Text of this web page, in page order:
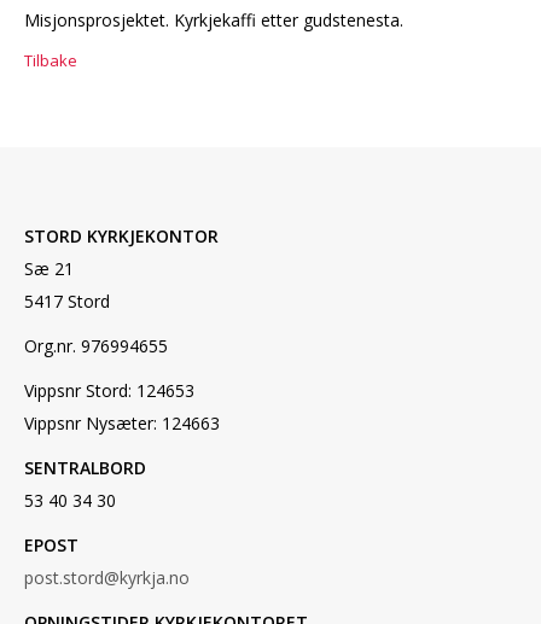
GI EI GÅVE
Misjonsprosjektet. Kyrkjekaffi etter gudstenesta.
Tilbake
STORD KYRKJEKONTOR
Sæ 21
5417 Stord
Org.nr. 976994655
Vippsnr Stord: 124653
Vippsnr Nysæter: 124663
SENTRALBORD
53 40 34 30
EPOST
post.stord@kyrkja.no